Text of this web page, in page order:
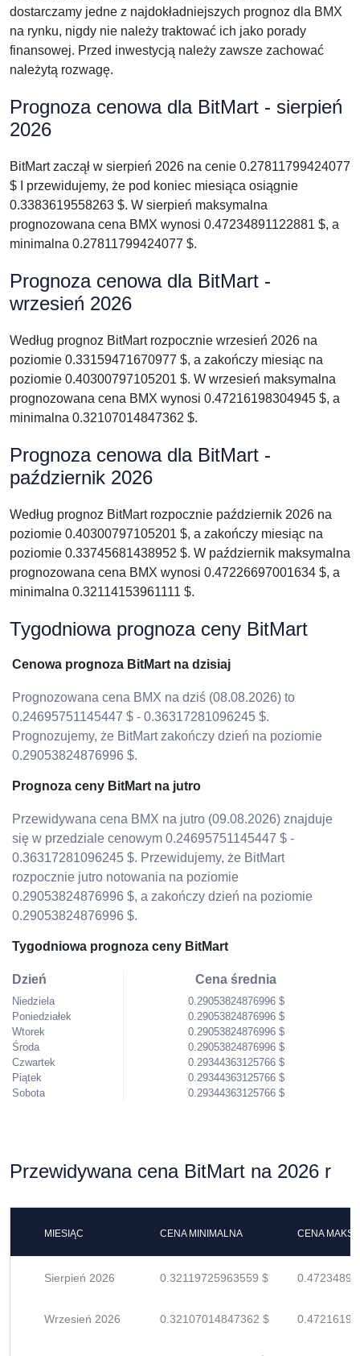
dostarczamy jedne z najdokładniejszych prognoz dla BMX
na rynku, nigdy nie należy traktować ich jako porady
finansowej. Przed inwestycją należy zawsze zachować
należytą rozwagę.
Prognoza cenowa dla BitMart - sierpień
2026
BitMart zaczął w sierpień 2026 na cenie 0.27811799424077
$ I przewidujemy, że pod koniec miesiąca osiągnie
0.3383619558263 $. W sierpień maksymalna
prognozowana cena BMX wynosi 0.47234891122881 $, a
minimalna 0.27811799424077 $.
Prognoza cenowa dla BitMart -
wrzesień 2026
Według prognoz BitMart rozpocznie wrzesień 2026 na
poziomie 0.33159471670977 $, a zakończy miesiąc na
poziomie 0.40300797105201 $. W wrzesień maksymalna
prognozowana cena BMX wynosi 0.47216198304945 $, a
minimalna 0.32107014847362 $.
Prognoza cenowa dla BitMart -
październik 2026
Według prognoz BitMart rozpocznie październik 2026 na
poziomie 0.40300797105201 $, a zakończy miesiąc na
poziomie 0.33745681438952 $. W październik maksymalna
prognozowana cena BMX wynosi 0.47226697001634 $, a
minimalna 0.32114153961111 $.
Tygodniowa prognoza ceny BitMart
Cenowa prognoza BitMart na dzisiaj
Prognozowana cena BMX na dziś (08.08.2026) to
0.24695751145447 $ - 0.36317281096245 $.
Prognozujemy, że BitMart zakończy dzień na poziomie
0.29053824876996 $.
Prognoza ceny BitMart na jutro
Przewidywana cena BMX na jutro (09.08.2026) znajduje
się w przedziale cenowym 0.24695751145447 $ -
0.36317281096245 $. Przewidujemy, że BitMart
rozpocznie jutro notowania na poziomie
0.29053824876996 $, a zakończy dzień na poziomie
0.29053824876996 $.
Tygodniowa prognoza ceny BitMart
Dzień
Niedziela
Poniedziałek
Wtorek
Środa
Czwartek
Piątek
Sobota
Cena średnia
0.29053824876996 $
0.29053824876996 $
0.29053824876996 $
0.29053824876996 $
0.29344363125766 $
0.29344363125766 $
0.29344363125766 $
Przewidywana cena BitMart na 2026 r
MIESIĄC CENA MINIMALNA CENA
Sierpień 2026 0.32119725963559 $
Wrzesień 2026 0.32107014847362 $